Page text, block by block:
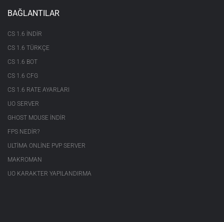
BAĞLANTILAR
CS 1.6 INDIR
CS 1.6 TÜRKÇE
CS 1.6 BOT
CS 1.6 CFG
CS 1.6 RATE AYARLARI
UO SERVER
GHOST MOUSE INDIR
FPS NEDIR?
ULTIMA ONLINE PVP SERVER
MAKROMAN
UO KARAKTER YAPILANDIRMA